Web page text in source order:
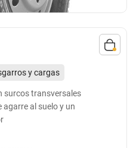
y cargas
de carreteras no
surcos transversales
al suelo y un